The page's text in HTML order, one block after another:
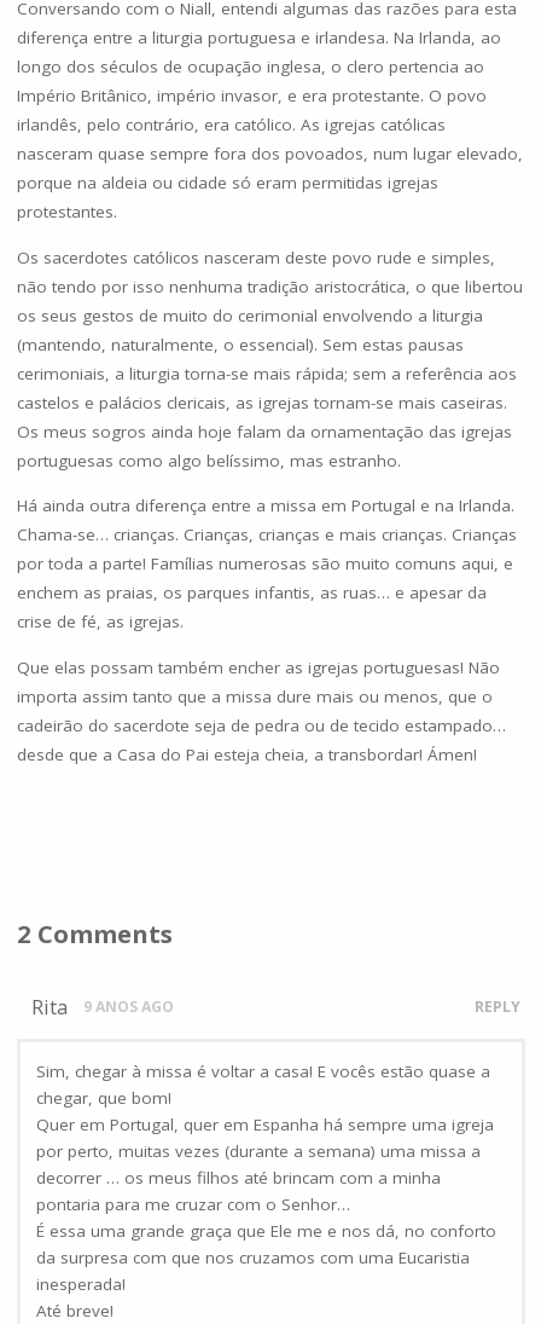
Conversando com o Niall, entendi algumas das razões para esta
diferença entre a liturgia portuguesa e irlandesa. Na Irlanda, ao
longo dos séculos de ocupação inglesa, o clero pertencia ao
Império Britânico, império invasor, e era protestante. O povo
irlandês, pelo contrário, era católico. As igrejas católicas
nasceram quase sempre fora dos povoados, num lugar elevado,
porque na aldeia ou cidade só eram permitidas igrejas
protestantes.
Os sacerdotes católicos nasceram deste povo rude e simples,
não tendo por isso nenhuma tradição aristocrática, o que libertou
os seus gestos de muito do cerimonial envolvendo a liturgia
(mantendo, naturalmente, o essencial). Sem estas pausas
cerimoniais, a liturgia torna-se mais rápida; sem a referência aos
castelos e palácios clericais, as igrejas tornam-se mais caseiras.
Os meus sogros ainda hoje falam da ornamentação das igrejas
portuguesas como algo belíssimo, mas estranho.
Há ainda outra diferença entre a missa em Portugal e na Irlanda.
Chama-se… crianças. Crianças, crianças e mais crianças. Crianças
por toda a parte! Famílias numerosas são muito comuns aqui, e
enchem as praias, os parques infantis, as ruas… e apesar da
crise de fé, as igrejas.
Que elas possam também encher as igrejas portuguesas! Não
importa assim tanto que a missa dure mais ou menos, que o
cadeirão do sacerdote seja de pedra ou de tecido estampado…
desde que a Casa do Pai esteja cheia, a transbordar! Ámen!
2 Comments
Rita 9 ANOS AGO REPLY
Sim, chegar à missa é voltar a casa! E vocês estão quase a
chegar, que bom!
Quer em Portugal, quer em Espanha há sempre uma igreja
por perto, muitas vezes (durante a semana) uma missa a
decorrer … os meus filhos até brincam com a minha
pontaria para me cruzar com o Senhor…
É essa uma grande graça que Ele me e nos dá, no conforto
da surpresa com que nos cruzamos com uma Eucaristia
inesperada!
Até breve!